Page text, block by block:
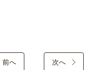
前へ 次へ